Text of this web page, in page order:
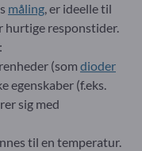
måling, er ideelle til
hurtige responstider.
(som dioder
egenskaber (f.eks.
sig med
til en temperatur.